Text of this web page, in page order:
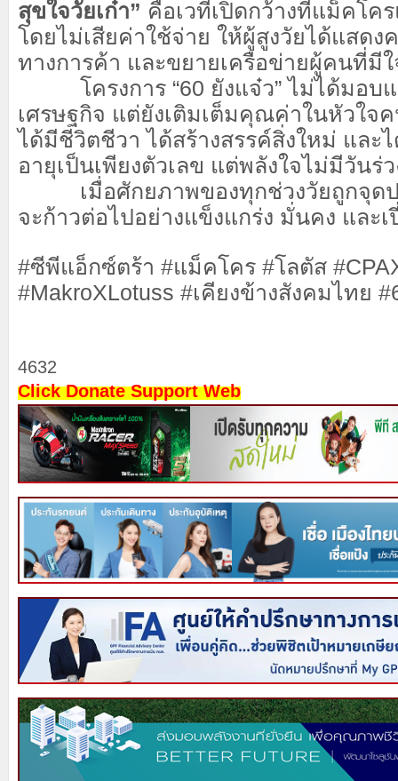
สุขใจวัยเก๋า” คือเวทีเปิดกว้างที่แม็คโค
โดยไม่เสียค่าใช้จ่าย ให้ผู้สูงวัยได้แสดง
ทางการค้า และขยายเครือข่ายผู้คนที่มีใ
โครงการ “60 ยังแจ๋ว” ไม่ได้มอบแ
เศรษฐกิจ แต่ยังเติมเต็มคุณค่าในหัวใจ
ได้มีชีวิตชีวา ได้สร้างสรรค์สิ่งใหม่ และ
อายุเป็นเพียงตัวเลข แต่พลังใจไม่มีวันร่ว
เมื่อศักยภาพของทุกช่วงวัยถูกจุดป
จะก้าวต่อไปอย่างแข็งแกร่ง มั่นคง และ
#ซีพีแอ็กซ์ตร้า #แม็คโคร #โลตัส
#MakroXLotuss #เคียงข้างสังคมไทย
4632
Click Donate Support Web